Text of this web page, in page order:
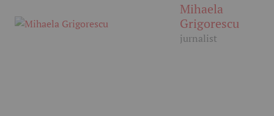
Mihaela
Grigorescu
jurnalist